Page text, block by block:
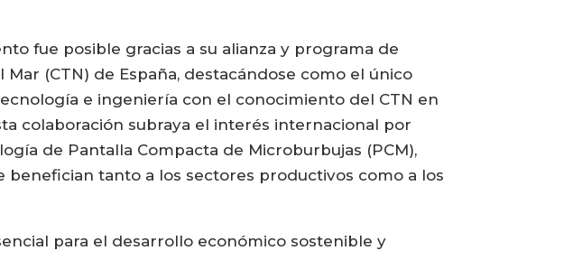
fue posible gracias a su alianza y programa de
(CTN) de España, destacándose como el único
e ingeniería con el conocimiento del CTN en
colaboración subraya el interés internacional por
de Pantalla Compacta de Microburbujas (PCM),
tanto a los sectores productivos como a los
para el desarrollo económico sostenible y